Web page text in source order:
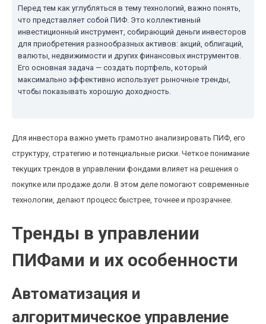
Перед тем как углубляться в тему технологий, важно понять,
что представляет собой ПИФ. Это коллективный
инвестиционный инструмент, собирающий деньги инвесторов
для приобретения разнообразных активов: акций, облигаций,
валюты, недвижимости и других финансовых инструментов.
Его основная задача — создать портфель, который
максимально эффективно использует рыночные тренды,
чтобы показывать хорошую доходность.
Для инвестора важно уметь грамотно анализировать ПИФ, его
структуру, стратегию и потенциальные риски. Четкое понимание
текущих трендов в управлении фондами влияет на решения о
покупке или продаже доли. В этом деле помогают современные
технологии, делают процесс быстрее, точнее и прозрачнее.
Тренды в управлении
ПИФами и их особенности
Автоматизация и
алгоритмическое управление